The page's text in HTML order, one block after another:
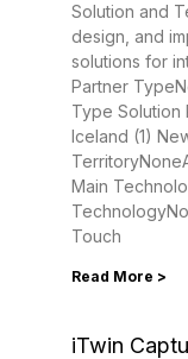
Solution and
design, and
solutions for
Partner
Type Solution
Iceland (1)
Main
Touch
Read More >
iTwin